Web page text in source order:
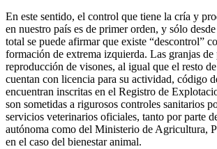
En este sentido, el control que tiene la cría y
en nuestro país es de primer orden, y sólo
total se puede afirmar que existe “descontrol”
formación de extrema izquierda. Las granjas
reproducción de visones, al igual que el resto
cuentan con licencia para su actividad, código
encuentran inscritas en el Registro de
son sometidas a rigurosos controles sanitarios
servicios veterinarios oficiales, tanto por parte
autónoma como del Ministerio de Agricultura,
en el caso del bienestar animal.